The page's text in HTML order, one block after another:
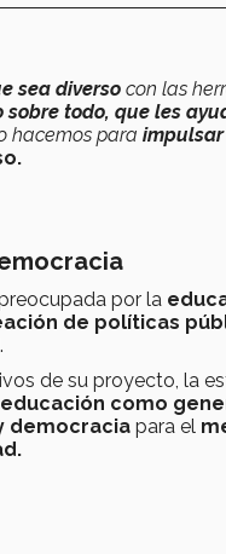
sea diverso con las
sobre todo, que les
hacemos para impulsar
por la
de políticas
de su proyecto, la
como
democracia para el